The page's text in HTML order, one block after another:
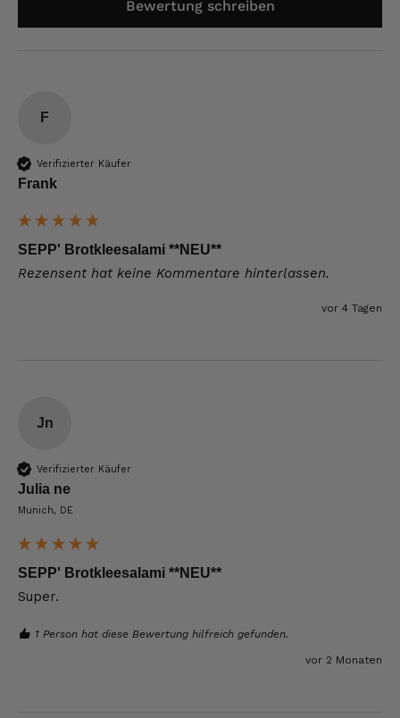
Bewertung schreiben
F
Verifizierter Käufer
Frank
SEPP' Brotkleesalami **NEU**
Rezensent hat keine Kommentare hinterlassen.
vor 4 Tagen
Jn
Verifizierter Käufer
Julia ne
Munich, DE
SEPP' Brotkleesalami **NEU**
Super.
1 Person hat diese Bewertung hilfreich gefunden.
vor 2 Monaten